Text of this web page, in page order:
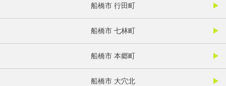
船橋市 行田町
船橋市 七林町
船橋市 本郷町
船橋市 大穴北